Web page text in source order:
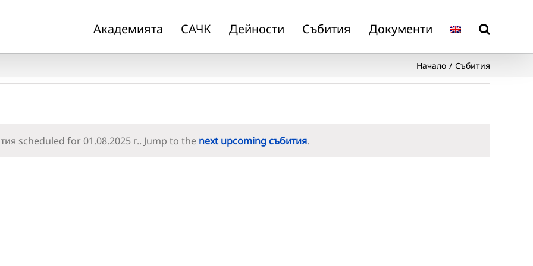
Академията САЧК Дейности Събития Документи
Начало Събития
Notice
scheduled for 01.08.2025 г.. Jump to the next upcoming събития.